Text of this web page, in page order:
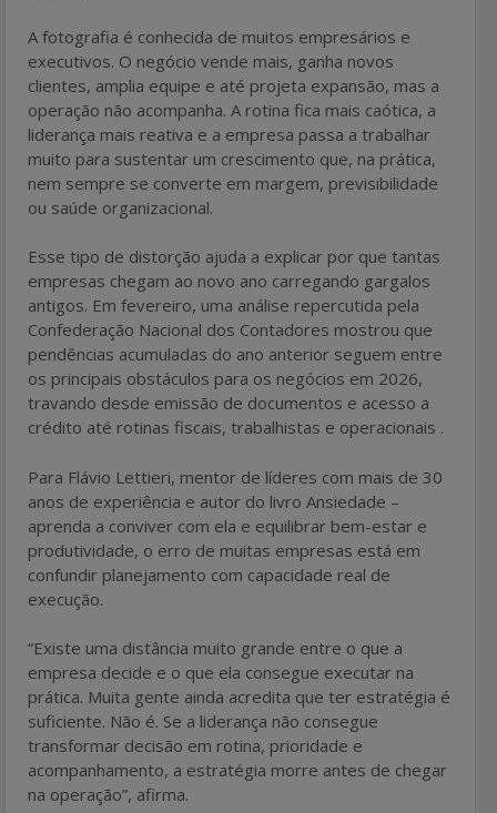
A fotografia é conhecida de muitos empresários e
executivos. O negócio vende mais, ganha novos
clientes, amplia equipe e até projeta expansão, mas a
operação não acompanha. A rotina fica mais caótica, a
liderança mais reativa e a empresa passa a trabalhar
muito para sustentar um crescimento que, na prática,
nem sempre se converte em margem, previsibilidade
ou saúde organizacional.
Esse tipo de distorção ajuda a explicar por que tantas
empresas chegam ao novo ano carregando gargalos
antigos. Em fevereiro, uma análise repercutida pela
Confederação Nacional dos Contadores mostrou que
pendências acumuladas do ano anterior seguem entre
os principais obstáculos para os negócios em 2026,
travando desde emissão de documentos e acesso a
crédito até rotinas fiscais, trabalhistas e operacionais .
Para Flávio Lettieri, mentor de líderes com mais de 30
anos de experiência e autor do livro Ansiedade –
aprenda a conviver com ela e equilibrar bem-estar e
produtividade, o erro de muitas empresas está em
confundir planejamento com capacidade real de
execução.
“Existe uma distância muito grande entre o que a
empresa decide e o que ela consegue executar na
prática. Muita gente ainda acredita que ter estratégia é
suficiente. Não é. Se a liderança não consegue
transformar decisão em rotina, prioridade e
acompanhamento, a estratégia morre antes de chegar
na operação”, afirma.